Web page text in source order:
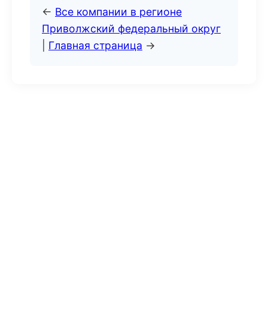
← Все компании в регионе
Приволжский федеральный округ
Главная страница →